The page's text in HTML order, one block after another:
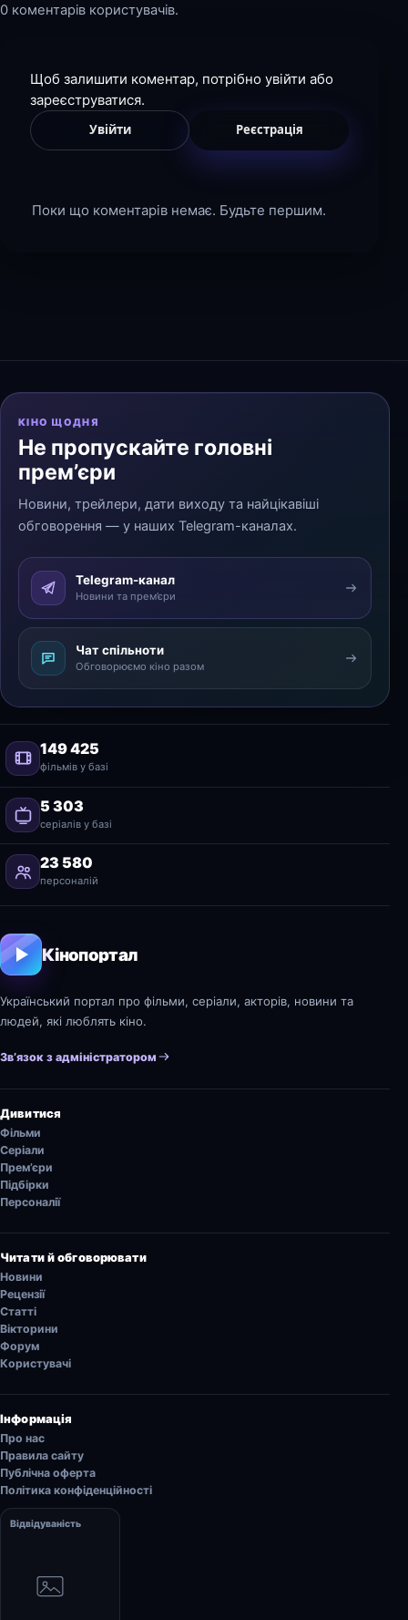
0 коментарів користувачів.
Щоб залишити коментар, потрібно увійти або
зареєструватися.
Увійти Реєстрація
Поки що коментарів немає. Будьте першим.
КІНО ЩОДНЯ
Не пропускайте головні
прем’єри
Новини, трейлери, дати виходу та найцікавіші
обговорення — у наших Telegram-каналах.
Telegram-канал
Новини та прем’єри
Чат спільноти
Обговорюємо кіно разом
149 425
фільмів у базі
5 303
серіалів у базі
23 580
персоналій
Кінопортал
Український портал про фільми, серіали, акторів, новини та
людей, які люблять кіно.
Зв’язок з адміністратором
Дивитися
Фільми
Серіали
Прем’єри
Підбірки
Персоналії
Читати й обговорювати
Новини
Рецензії
Статті
Вікторини
Форум
Користувачі
Інформація
Про нас
Правила сайту
Публічна оферта
Політика конфіденційності
Відвідуваність